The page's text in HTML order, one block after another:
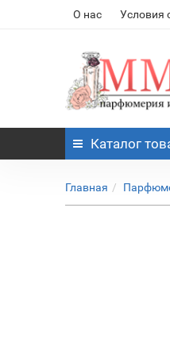
О нас Условия
Каталог
Главная